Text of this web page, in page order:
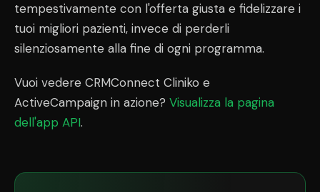
tempestivamente con l'offerta giusta e fidelizzare i
tuoi migliori pazienti, invece di perderli
silenziosamente alla fine di ogni programma.
Vuoi vedere CRMConnect Cliniko e
ActiveCampaign in azione? Visualizza la pagina
dell'app API.